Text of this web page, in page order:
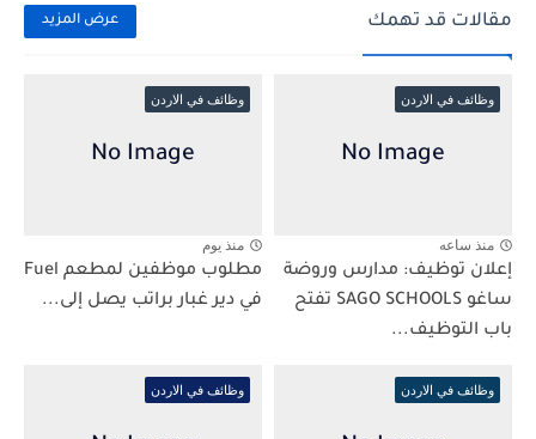
مقالات قد تهمك عرض المزيد
وظائف في الاردن
منذ ساعه
إعلان توظيف: مدارس وروضة
ساغو SAGO SCHOOLS تفتح
باب التوظيف...
وظائف في الاردن
منذ يوم
مطلوب موظفين لمطعم Fuel
في دير غبار براتب يصل إلى...
وظائف في الاردن وظائف في الاردن